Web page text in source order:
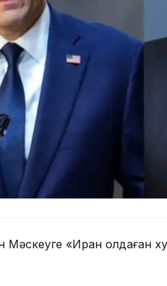
«Иран қолдаған